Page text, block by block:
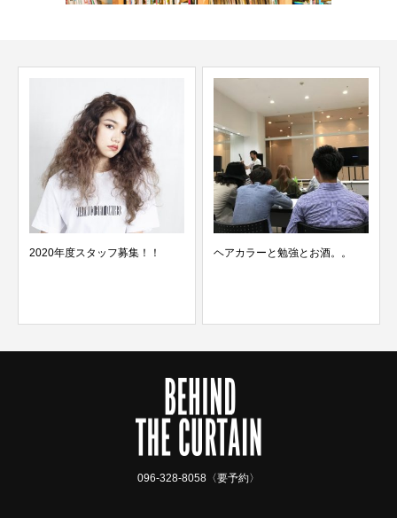
フ募集！！ ヘアカラーと勉強とお酒。。 記念もの!!!
096-328-8058〈要予約〉